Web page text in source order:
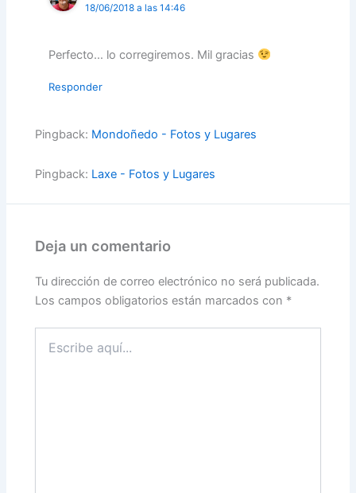
18/06/2018 a las 14:46
Perfecto… lo corregiremos. Mil gracias
Responder
Pingback: Mondoñedo - Fotos y Lugares
Pingback: Laxe - Fotos y Lugares
Deja un comentario
Tu dirección de correo electrónico no será publicada.
Los campos obligatorios están marcados con *
aquí...